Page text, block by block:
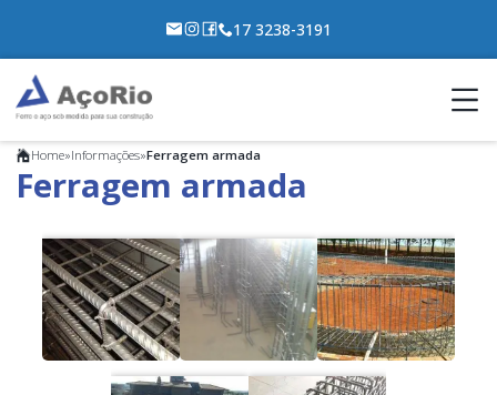
17 3238-3191
Home»Informações»Ferragem armada
Ferragem armada